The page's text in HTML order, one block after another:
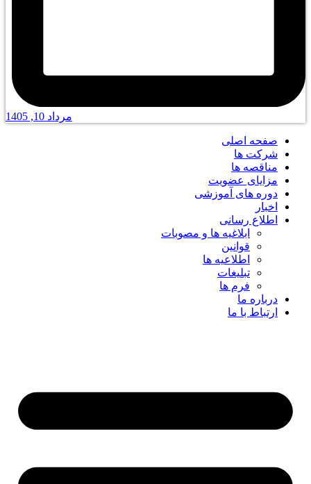
مرداد 10, 1405
صفحه اصلی
شرکت ها
مناقصه ها
مزایای عضویت
دوره های آموزشی
اخبار
اطلاع رسانی
ابلاغیه ها و مصوبات
قوانین
اطلاعیه ها
تبلیغات
فرم ها
درباره ما
ارتباط با ما